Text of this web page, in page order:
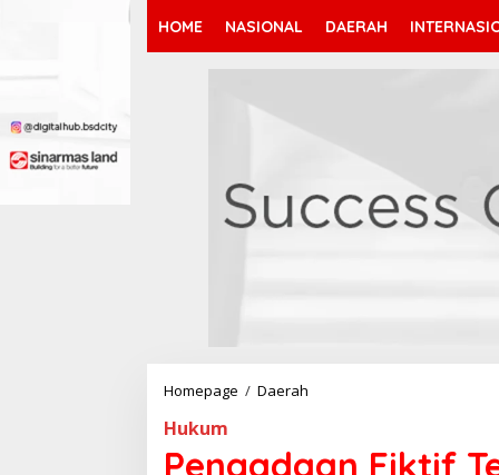
HOME NASIONAL DAERAH
Homepage / Daerah
a
Hukum
Pengadaan Fiktif